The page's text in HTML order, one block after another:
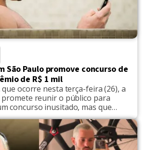
São Paulo promove concurso de
de R$ 1 mil
que ocorre nesta terça-feira (26), a
promete reunir o público para
concurso inusitado, mas que
boa grana de uma forma prática.
do Nudxs Mais Bonito de
prêmio será de R$ 1 mil. Para